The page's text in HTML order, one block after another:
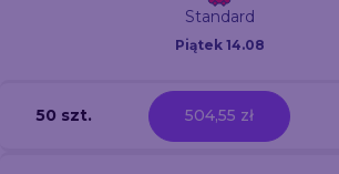
Standard
Piątek 14.08
50 szt. 504,55 zł